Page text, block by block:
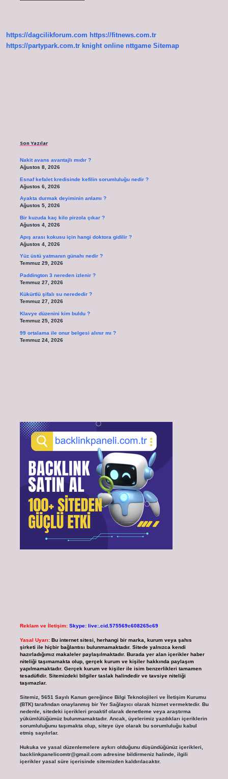
https://dagcilikforum.com https://fitnews.com.tr
https://partypark.com.tr knight online nttgame Sitemap
Son Yazılar
Nakit avans avantajlı mıdır ?
Ağustos 8, 2026
Esnaf kefalet kredisinde kefilin sorumluluğu nedir ?
Ağustos 6, 2026
Ayakta durmak deyiminin anlamı ?
Ağustos 5, 2026
Bir kuzuda kaç kilo pirzola çıkar ?
Ağustos 4, 2026
Apış arası kokusu için hangi doktora gidilir ?
Ağustos 4, 2026
Yüz üstü yatmanın günahı nedir ?
Temmuz 29, 2026
Paddington 3 nereden izlenir ?
Temmuz 27, 2026
Kükürtlü şifalı su nerededir ?
Temmuz 27, 2026
Klavye düzenini kim buldu ?
Temmuz 25, 2026
99 ortalama ile onur belgesi alınır mı ?
Temmuz 24, 2026
Reklam ve İletişim: Skype: live:.cid.575569c608265c69
Yasal Uyarı: Bu internet sitesi, herhangi bir marka, kurum veya şahıs
şirketi ile hiçbir bağlantısı bulunmamaktadır. Sitede yalnızca kendi
hazırladığımız makaleler paylaşılmaktadır. Burada yer alan içerikler haber
niteliği taşımamakta olup, gerçek kurum ve kişiler hakkında paylaşım
yapılmamaktadır. Gerçek kurum ve kişiler ile isim benzerlikleri tamamen
tesadüfidir. Sitemizdeki bilgiler taslak halindedir ve tavsiye niteliği
taşımazlar.
Sitemiz, 5651 Sayılı Kanun gereğince Bilgi Teknolojileri ve İletişim Kurumu
(BTK) tarafından onaylanmış bir Yer Sağlayıcı olarak hizmet vermektedir. Bu
nedenle, sitedeki içerikleri proaktif olarak denetleme veya araştırma
yükümlülüğümüz bulunmamaktadır. Ancak, üyelerimiz yazdıkları içeriklerin
sorumluluğunu taşımakta olup, siteye üye olarak bu sorumluluğu kabul
etmiş sayılırlar.
Hukuka ve yasal düzenlemelere aykırı olduğunu düşündüğünüz içerikleri,
backlinkpanelicomtr@gmail.comadresine bildirmeniz halinde, ilgili
içerikler yasal süre içerisinde sitemizden kaldırılacaktır.